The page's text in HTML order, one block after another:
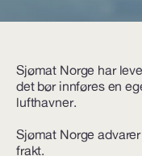
Sjømat Norge har
det bør innføres en
lufthavner.
Sjømat Norge
frakt.